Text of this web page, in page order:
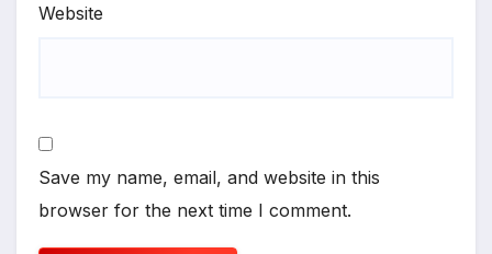
Website
Save my name, email, and website in this
browser for the next time I comment.